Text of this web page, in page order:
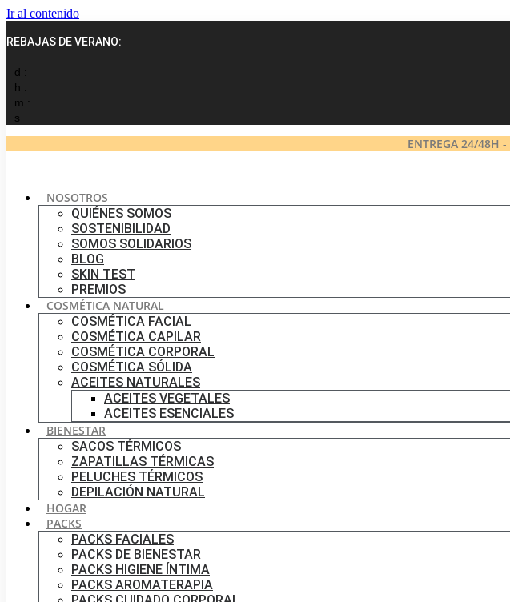
Ir al contenido
REBAJAS DE VERANO:
d :
h :
m :
s
ENTREGA 24/48H -
NOSOTROS
QUIÉNES SOMOS
SOSTENIBILIDAD
SOMOS SOLIDARIOS
BLOG
SKIN TEST
PREMIOS
COSMÉTICA NATURAL
COSMÉTICA FACIAL
COSMÉTICA CAPILAR
COSMÉTICA CORPORAL
COSMÉTICA SÓLIDA
ACEITES NATURALES
ACEITES VEGETALES
ACEITES ESENCIALES
BIENESTAR
SACOS TÉRMICOS
ZAPATILLAS TÉRMICAS
PELUCHES TÉRMICOS
DEPILACIÓN NATURAL
HOGAR
PACKS
PACKS FACIALES
PACKS DE BIENESTAR
PACKS HIGIENE ÍNTIMA
PACKS AROMATERAPIA